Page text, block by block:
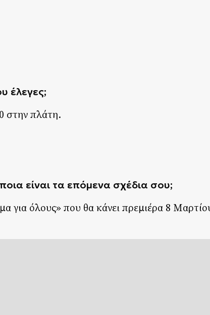
έλεγες;
στην πλάτη.
είναι τα επόμενα σχέδια σου;
για όλους» που θα κάνει πρεμιέρα 8